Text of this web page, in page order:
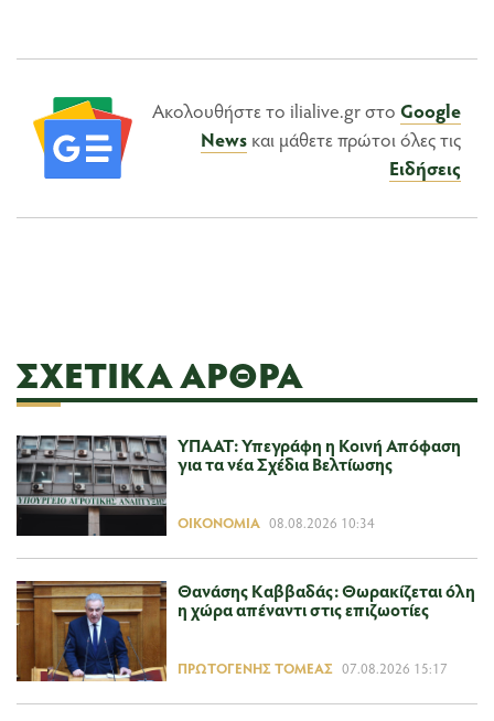
Ακολουθήστε το ilialive.gr στο Google
News και μάθετε πρώτοι όλες τις
Ειδήσεις
ΣΧΕΤΙΚΆ ΆΡΘΡΑ
ΥΠΑΑΤ: Υπεγράφη η Κοινή Απόφαση
για τα νέα Σχέδια Βελτίωσης
ΟΙΚΟΝΟΜΊΑ 08.08.2026 10:34
Θανάσης Καββαδάς: Θωρακίζεται όλη
η χώρα απέναντι στις επιζωοτίες
ΠΡΩΤΟΓΕΝΉΣ ΤΟΜΈΑΣ 07.08.2026 15:17